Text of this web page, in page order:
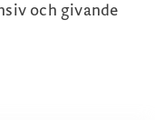
och givande